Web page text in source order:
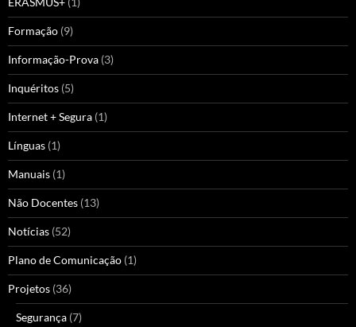
Formação (9)
Informação-Prova (3)
Inquéritos (5)
Internet + Segura (1)
Línguas (1)
Manuais (1)
Não Docentes (13)
Notícias (52)
Plano de Comunicação (1)
Projetos (36)
Segurança (7)